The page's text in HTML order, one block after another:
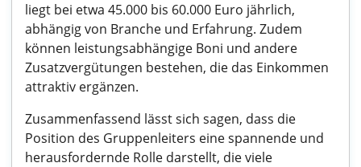
liegt bei etwa 45.000 bis 60.000 Euro jährlich,
abhängig von Branche und Erfahrung. Zudem
können leistungsabhängige Boni und andere
Zusatzvergütungen bestehen, die das Einkommen
attraktiv ergänzen.
Zusammenfassend lässt sich sagen, dass die
Position des Gruppenleiters eine spannende und
herausfordernde Rolle darstellt, die viele